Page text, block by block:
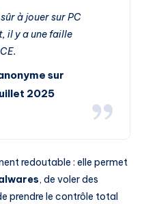
à jouer sur PC
il y a une faille
sur
2025
redoutable : elle permet
, de voler des
prendre le contrôle total